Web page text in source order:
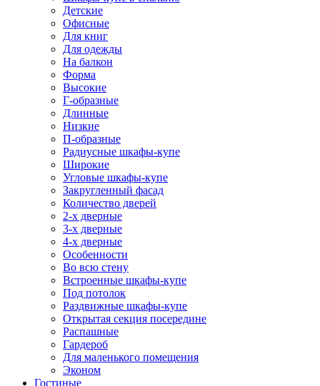
Детские
Офисные
Для книг
Для одежды
На балкон
Форма
Высокие
Г-образные
Длинные
Низкие
П-образные
Радиусные шкафы-купе
Широкие
Угловые шкафы-купе
Закругленный фасад
Количество дверей
2-х дверные
3-х дверные
4-х дверные
Особенности
Во всю стену
Встроенные шкафы-купе
Под потолок
Раздвижные шкафы-купе
Открытая секция посередине
Распашные
Гардероб
Для маленького помещения
Эконом
Гостиные